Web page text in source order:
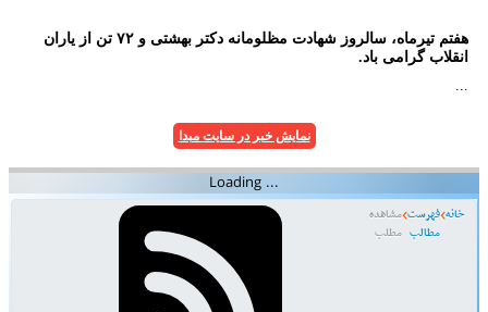
هفتم تیرماه، سالروز شهادت مظلومانه دکتر بهشتی و ۷۲ تن از یاران
انقلاب گرامی باد.
نمایش خبر در سایت مبدا